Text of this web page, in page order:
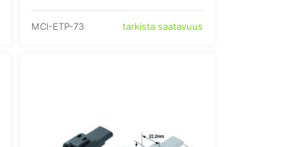
MCI-ETP-73 tarkista saatavuus